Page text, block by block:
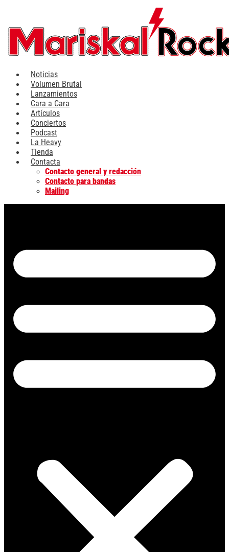
contenido
Noticias
Volumen Brutal
Lanzamientos
Cara a Cara
Artículos
Conciertos
Podcast
La Heavy
Tienda
Contacta
Contacto general y redacción
Contacto para bandas
Mailing